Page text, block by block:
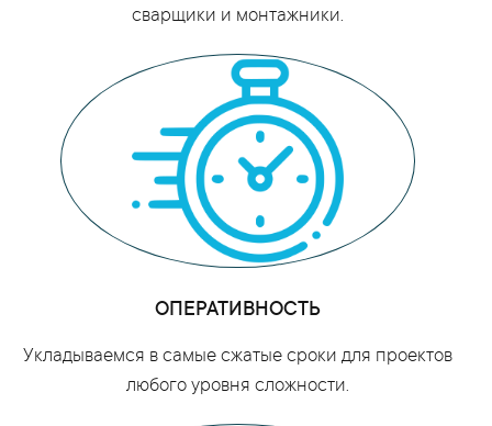
сварщики и монтажники.
ОПЕРАТИВНОСТЬ
Укладываемся в самые сжатые сроки для проектов
любого уровня сложности.